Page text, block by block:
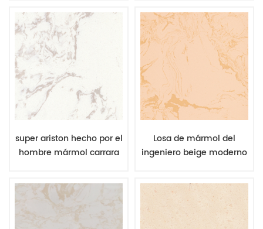
losa o baldosas
azulejos tabla de precios
super ariston hecho por el
hombre mármol carrara
piedra mármol
Losa de mármol del
ingeniero beige moderno
precio